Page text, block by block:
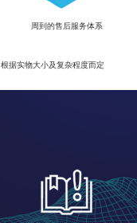
周到的售后服务体系
据实物大小及复杂程度而定